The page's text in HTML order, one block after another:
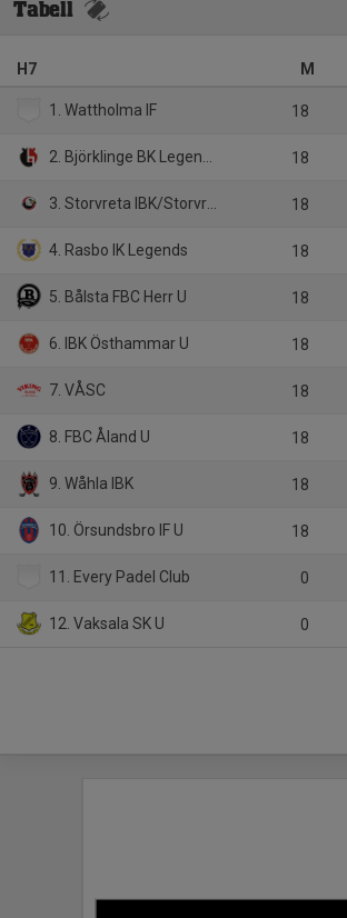
Tabell
H7 M
1. Wattholma IF 18
2. Björklinge BK Legends 18
3. Storvreta IBK/Storvreta Ungdom 18
4. Rasbo IK Legends 18
5. Bålsta FBC Herr U 18
6. IBK Östhammar U 18
7. VÅSC 18
8. FBC Åland U 18
9. Wåhla IBK 18
10. Örsundsbro IF U 18
11. Every Padel Club 0
12. Vaksala SK U 0